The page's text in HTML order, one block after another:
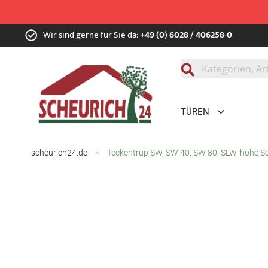
Zum
Inhalt Wir sind gerne für Sie da:+49 (0) 6028 / 406258-0
TÜREN
scheurich24.de Teckentrup SW, SW 40, SW 80, SLW,